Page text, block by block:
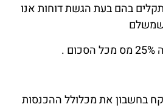
בהם בעת הגשת דוחות אנו
שמשלם
.
בחשבון את מכלולל ההכנסות